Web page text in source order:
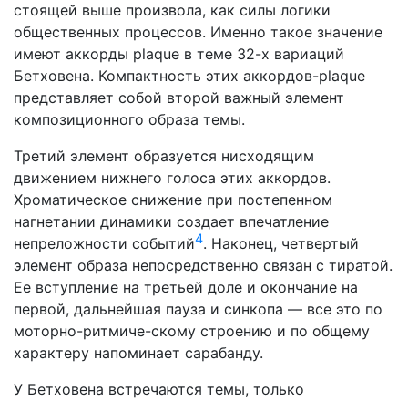
стоящей выше произвола, как силы логики
общественных процессов. Именно такое значение
имеют аккорды plaque в теме 32-х вариаций
Бетховена. Компактность этих аккордов-plaque
представляет собой второй важный элемент
композиционного образа темы.
Третий элемент образуется нисходящим
движением нижнего голоса этих аккордов.
Хроматическое снижение при постепенном
нагнетании динамики создает впечатление
непреложности событий4. Наконец, четвертый
элемент образа непосредственно связан с тиратой.
Ее вступление на третьей доле и окончание на
первой, дальнейшая пауза и синкопа — все это по
моторно-ритмиче-скому строению и по общему
характеру напоминает сарабанду.
У Бетховена встречаются темы, только